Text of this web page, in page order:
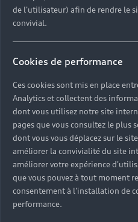
de l'utilisateur) afin de rendre le
convivial.
Cookies de performance
Ces cookies sont mis en place
Analytics et collectent des
dont vous utilisez notre site
pages que vous consultez le plus
dont vous vous déplacez sur le
améliorer la convivialité du site
améliorer votre expérience
que vous pouvez à tout moment
consentement à l'installation de
performance.